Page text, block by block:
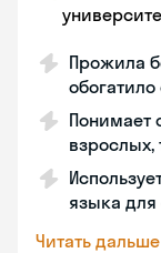
Прожила
Понимает
взрослых,
языка для
Читать дальше